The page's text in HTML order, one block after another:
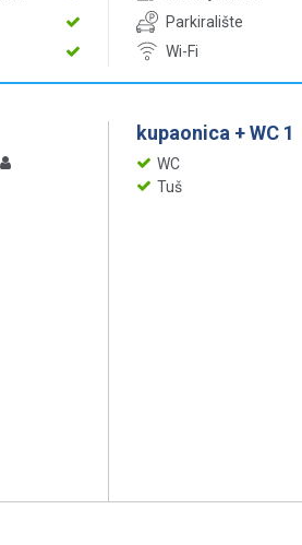
Parkiralište
Wi-Fi
kupaonica + WC 1
WC
Tuš